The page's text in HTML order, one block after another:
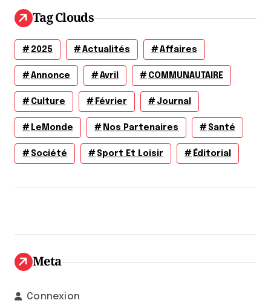
Tag Clouds
2025 Actualités Affaires
Annonce Avril COMMUNAUTAIRE
Culture Février Journal
LeMonde Nos Partenaires Santé
Société Sport Et Loisir Éditorial
Meta
Connexion